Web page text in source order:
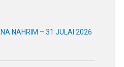
NAHRIM – 31 JULAI 2026